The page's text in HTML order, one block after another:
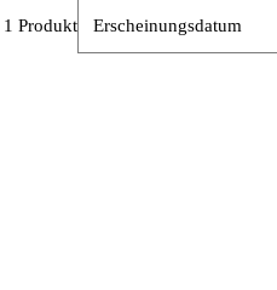
1 Produkt